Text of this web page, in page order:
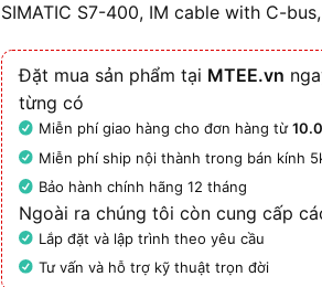
SIMATIC S7-400, IM cable with C-
Đặt mua sản phẩm tại MTEE.vn
từng có
Miễn phí giao hàng cho đơn hàng từ
Miễn phí ship nội thành trong bán kính
Bảo hành chính hãng 12 tháng
Ngoài ra chúng tôi còn cung cấp
Lắp đặt và lập trình theo yêu cầu
Tư vấn và hỗ trợ kỹ thuật trọn đời